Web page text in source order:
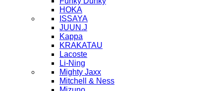
HOKA
ISSAYA
JUUN.J
Kappa
KRAKATAU
Lacoste
Li-Ning
Mighty Jaxx
Mitchell & Ness